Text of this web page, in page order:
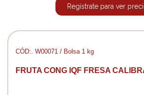
Regístrate para ver
CÓD:. W00071 / Bolsa 1 kg
FRUTA CONG IQF FRESA